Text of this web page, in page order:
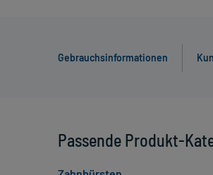
Gebrauchsinformationen
Passende Produkt-